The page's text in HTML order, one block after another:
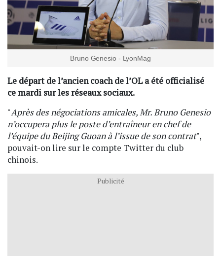
Bruno Genesio - LyonMag
Le départ de l’ancien coach de l’OL a été officialisé
ce mardi sur les réseaux sociaux.
"Après des négociations amicales, Mr. Bruno Genesio
n’occupera plus le poste d’entraîneur en chef de
l’équipe du Beijing Guoan à l’issue de son contrat",
pouvait-on lire sur le compte Twitter du club
chinois.
Publicité